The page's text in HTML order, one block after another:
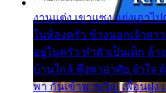
งานแต่ง เขาแซง แย่งเอา
ในห้องครัว ข้างนอกเจ้าสา
อยู่ในครัว ทำตัวเป็นเด็ก ล้า
บ้านใกล้ พึ่งพาอาศัย จำใจ
พา กันเข้าพาขวัญ เพื่อนฝูง